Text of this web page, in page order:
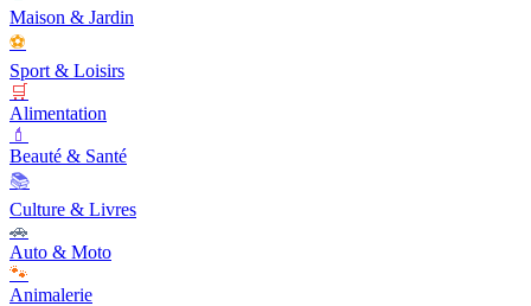
Maison & Jardin
⚽
Sport & Loisirs
🛒
Alimentation
💄
Beauté & Santé
📚
Culture & Livres
🚗
Auto & Moto
🐾
Animalerie